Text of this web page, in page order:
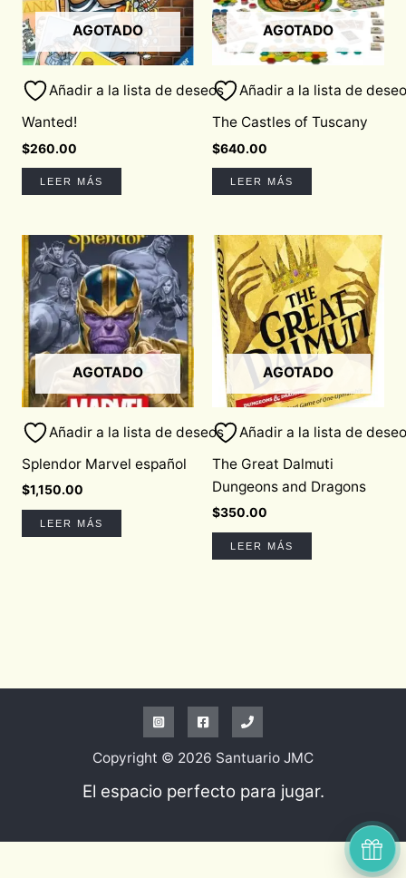
AGOTADO
Añadir a la lista de deseos
Wanted!
$260.00
LEER MÁS
AGOTADO
Añadir a la lista de
The Castles of Tuscany
$640.00
LEER MÁS
AGOTADO
Añadir a la lista de deseos
Splendor Marvel español
$1,150.00
LEER MÁS
AGOTADO
Añadir a la lista de
The Great Dalmuti
Dungeons and Dragons
$350.00
LEER MÁS
Copyright © 2026 Santuario JMC
El espacio perfecto para jugar.